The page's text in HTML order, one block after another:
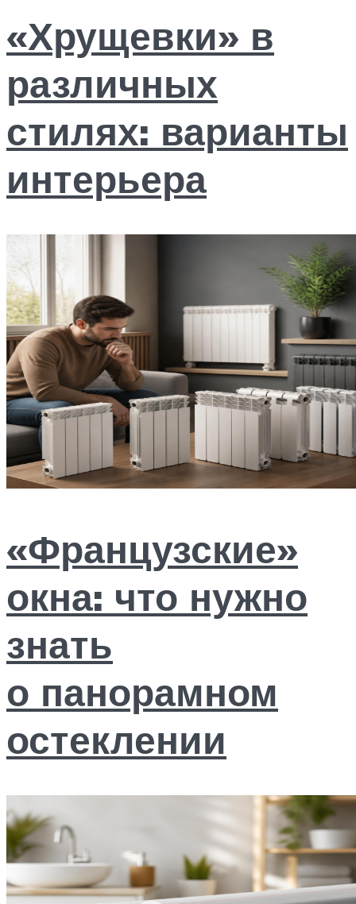
«Хрущевки» в
различных
стилях: варианты
интерьера
«Французские»
окна: что нужно
знать
о панорамном
остеклении